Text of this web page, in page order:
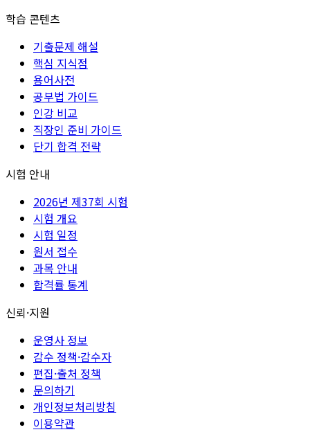
학습 콘텐츠
기출문제 해설
핵심 지식점
용어사전
공부법 가이드
인강 비교
직장인 준비 가이드
단기 합격 전략
시험 안내
2026년 제37회 시험
시험 개요
시험 일정
원서 접수
과목 안내
합격률 통계
신뢰·지원
운영사 정보
감수 정책·감수자
편집·출처 정책
문의하기
개인정보처리방침
이용약관